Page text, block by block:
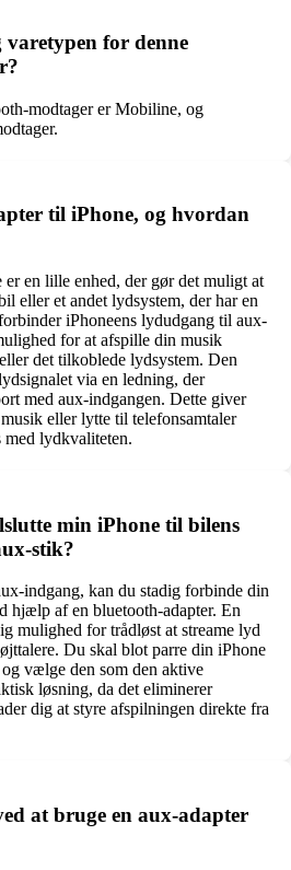
for denne
modtager er Mobiline, og
til iPhone, og hvordan
en lille enhed, der gør det muligt at
eller et andet lydsystem, der har en
iPhoneens lydudgang til aux-
for at afspille din musik
det tilkoblede lydsystem. Den
via en ledning, der
med aux-indgangen. Dette giver
eller lytte til telefonsamtaler
med lydkvaliteten.
min iPhone til bilens
stik?
indgang, kan du stadig forbinde din
hjælp af en bluetooth-adapter. En
mulighed for trådløst at streame lyd
Du skal blot parre din iPhone
vælge den som den aktive
løsning, da det eliminerer
dig at styre afspilningen direkte fra
at bruge en aux-adapter